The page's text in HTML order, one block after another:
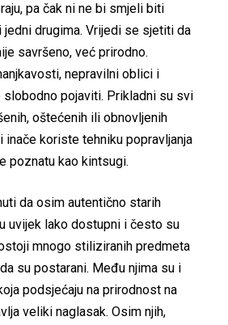
pa čak ni ne bi smjeli biti
drugima. Vrijedi se sjetiti da
savršeno, već prirodno.
nepravilni oblici i
slobodno pojaviti. Prikladni su svi
oštećenih ili obnovljenih
inače koriste tehniku popravljanja
poznatu kao kintsugi.
da osim autentično starih
uvijek lako dostupni i često su
mnogo stiliziranih predmeta
su postarani. Među njima su i
podsjećaju na prirodnost na
veliki naglasak. Osim njih,